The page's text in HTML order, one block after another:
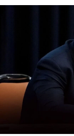
POLİTİKA
SAĞLIK